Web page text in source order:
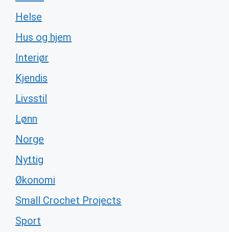
Helse
Hus og hjem
Interiør
Kjendis
Livsstil
Lønn
Norge
Nyttig
Økonomi
Small Crochet Projects
Sport